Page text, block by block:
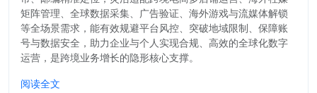
矩阵管理、全球数据采集、广告验证、海外游戏与流媒体解锁
等全场景需求，能有效规避平台风控、突破地域限制、保障账
号与数据安全，助力企业与个人实现合规、高效的全球化数字
运营，是跨境业务增长的隐形核心支撑。
阅读全文